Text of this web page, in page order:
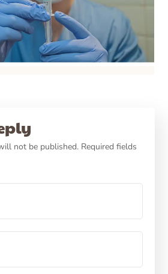
Ternak,
not be published. Required fields